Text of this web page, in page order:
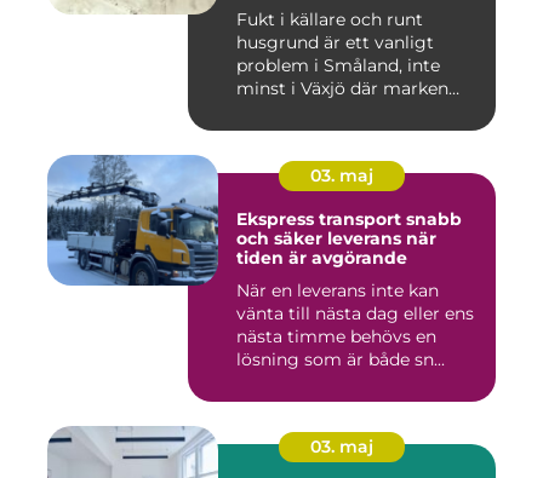
Fukt i källare och runt
husgrund är ett vanligt
problem i Småland, inte
minst i Växjö där marken
03. maj
Ekspress transport snabb
och säker leverans när
tiden är avgörande
När en leverans inte kan
vänta till nästa dag eller ens
nästa timme behövs en
lösning som är både sn...
03. maj